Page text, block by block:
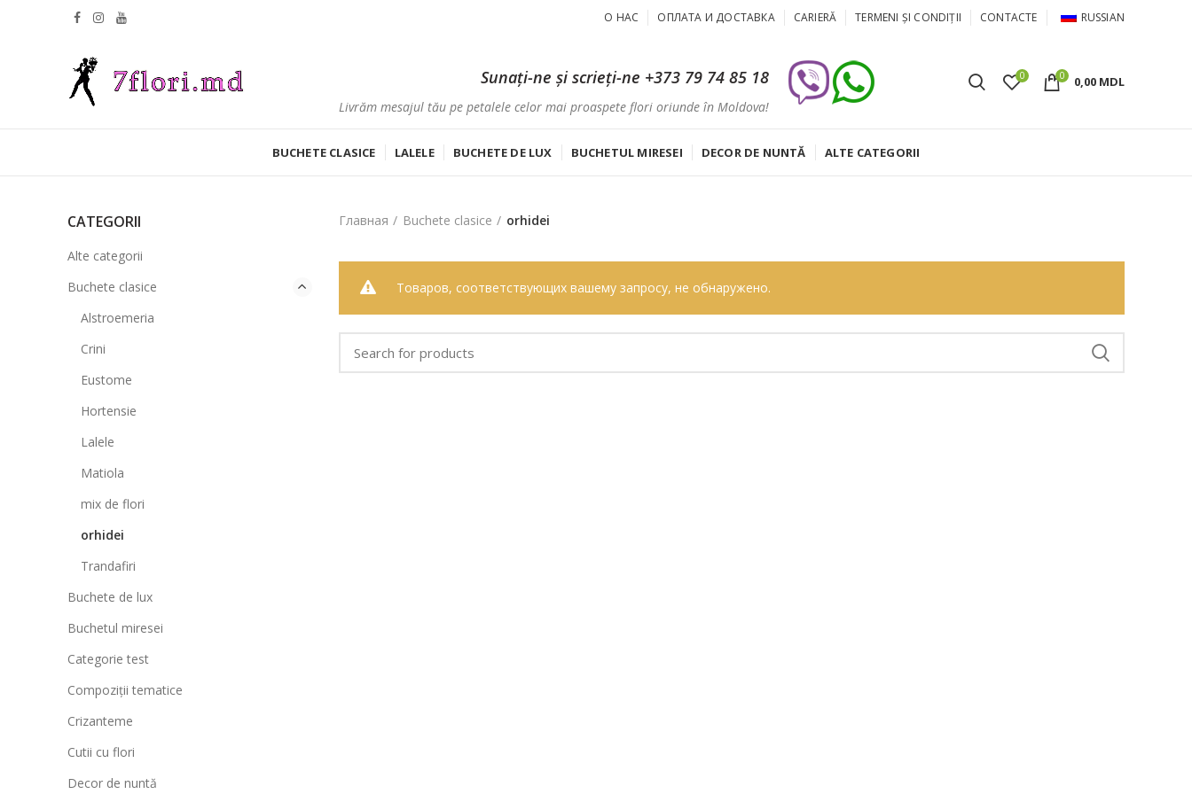
О НАС ОПЛАТА И ДОСТАВКА CARIERĂ TERMENI ȘI CONDIȚII CONTACTE RUSSIAN
Sunați-ne și scrieți-ne +373 79 74 85 18
Livrăm mesajul tău pe petalele celor mai proaspete flori oriunde în Moldova!
0 0 0,00 MDL
BUCHETE CLASICE LALELE BUCHETE DE LUX BUCHETUL MIRESEI DECOR DE NUNTĂ ALTE CATEGORII
Главная Buchete clasice orhidei
Товаров, соответствующих вашему запросу, не обнаружено.
CATEGORII
Alte categorii
Buchete clasice
Alstroemeria
Crini
Eustome
Hortensie
Lalele
Matiola
mix de flori
orhidei
Trandafiri
Buchete de lux
Buchetul miresei
Categorie test
Compoziții tematice
Crizanteme
Cutii cu flori
Decor de nuntă